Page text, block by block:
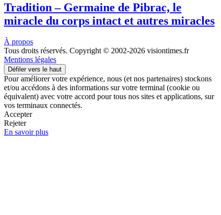
Tradition – Germaine de Pibrac, le
miracle du corps intact et autres miracles
À propos
Tous droits réservés. Copyright © 2002-2026 visiontimes.fr
Mentions légales
Défiler vers le haut
Pour améliorer votre expérience, nous (et nos partenaires) stockons
et/ou accédons à des informations sur votre terminal (cookie ou
équivalent) avec votre accord pour tous nos sites et applications, sur
vos terminaux connectés.
Accepter
Rejeter
En savoir plus